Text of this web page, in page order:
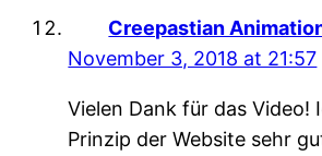
Creepastian
November 3, 2018 at 21:57
Vielen Dank für das Video!
Prinzip der Website sehr